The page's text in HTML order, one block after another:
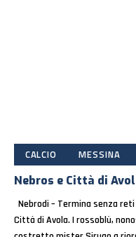
CALCIO MESSINA
Nebros e Città di
Nebrodi – Termina senza
Città di Avola. I rossoblù,